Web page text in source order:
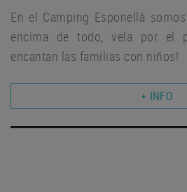
En el Camping Esponellà
encima de todo, vela por el
encantan las familias con niños!
+ INFO